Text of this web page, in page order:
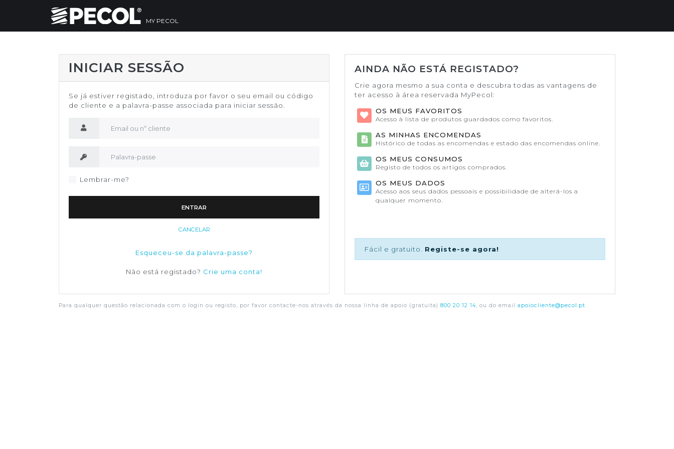
MY PECOL
INICIAR SESSÃO
Se já estiver registado, introduza por favor o seu email ou código
de cliente e a palavra-passe associada para iniciar sessão.
Lembrar-me?
ENTRAR
CANCELAR
Esqueceu-se da palavra-passe?
Não está registado? Crie uma conta!
AINDA NÃO ESTÁ REGISTADO?
Crie agora mesmo a sua conta e descubra todas as vantagens de
ter acesso à área reservada MyPecol:
OS MEUS FAVORITOS
Acesso à lista de produtos guardados como favoritos.
AS MINHAS ENCOMENDAS
Histórico de todas as encomendas e estado das encomendas online.
OS MEUS CONSUMOS
Registo de todos os artigos comprados.
OS MEUS DADOS
Acesso aos seus dados pessoais e possibilidade de alterá-los a
qualquer momento.
Fácil e gratuito. Registe-se agora!
Para qualquer questão relacionada com o login ou registo, por favor contacte-nos através da nossa linha de apoio (gratuita) 800 20 12 14, ou do email apoiocliente@pecol.pt.